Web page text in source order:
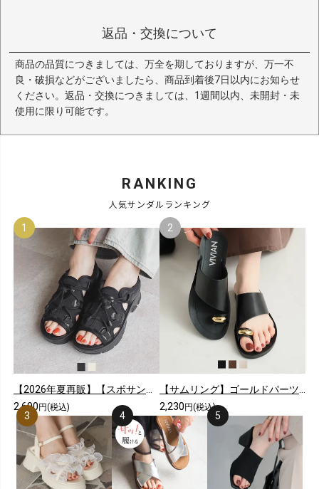
返品・交換について
商品の品質につきましては、万全を期しておりますが、万一不
良・破損などがございましたら、商品到着後7日以内にお知らせ
ください。返品・交換につきましては、1週間以内、未開封・未
使用に限り可能です。
RANKING
人気サンダルランキング
【2026年夏再販】【スポサン】やわらかソールレースアップスニーカーサンダル
2,690 円(税込)
【サムリング】ゴールドパーツカジュアルコンフォートトングサンダル
2,230 円(税込)